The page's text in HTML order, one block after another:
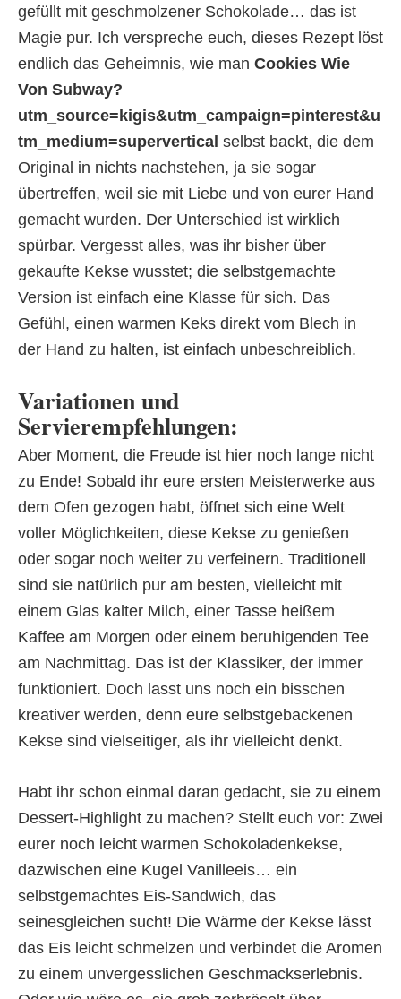
gefüllt mit geschmolzener Schokolade… das ist
Magie pur. Ich verspreche euch, dieses Rezept löst
endlich das Geheimnis, wie man Cookies Wie
Von Subway?
utm_source=kigis&utm_campaign=pinterest&u
tm_medium=supervertical selbst backt, die dem
Original in nichts nachstehen, ja sie sogar
übertreffen, weil sie mit Liebe und von eurer Hand
gemacht wurden. Der Unterschied ist wirklich
spürbar. Vergesst alles, was ihr bisher über
gekaufte Kekse wusstet; die selbstgemachte
Version ist einfach eine Klasse für sich. Das
Gefühl, einen warmen Keks direkt vom Blech in
der Hand zu halten, ist einfach unbeschreiblich.
Variationen und
Servierempfehlungen:
Aber Moment, die Freude ist hier noch lange nicht
zu Ende! Sobald ihr eure ersten Meisterwerke aus
dem Ofen gezogen habt, öffnet sich eine Welt
voller Möglichkeiten, diese Kekse zu genießen
oder sogar noch weiter zu verfeinern. Traditionell
sind sie natürlich pur am besten, vielleicht mit
einem Glas kalter Milch, einer Tasse heißem
Kaffee am Morgen oder einem beruhigenden Tee
am Nachmittag. Das ist der Klassiker, der immer
funktioniert. Doch lasst uns noch ein bisschen
kreativer werden, denn eure selbstgebackenen
Kekse sind vielseitiger, als ihr vielleicht denkt.
Habt ihr schon einmal daran gedacht, sie zu einem
Dessert-Highlight zu machen? Stellt euch vor: Zwei
eurer noch leicht warmen Schokoladenkekse,
dazwischen eine Kugel Vanilleeis… ein
selbstgemachtes Eis-Sandwich, das
seinesgleichen sucht! Die Wärme der Kekse lässt
das Eis leicht schmelzen und verbindet die Aromen
zu einem unvergesslichen Geschmackserlebnis.